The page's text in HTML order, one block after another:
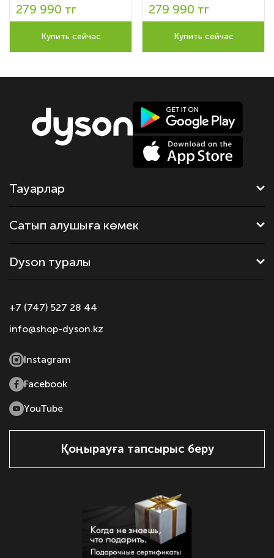
279 990 тг
Купить сейчас
279 990 тг
Купить сейчас
Тауарлар
Сатып алушыға көмек
Dyson туралы
+7 (747) 527 28 44
info@shop-dyson.kz
Instagram
Facebook
YouTube
Қоңырауға тапсырыс беру